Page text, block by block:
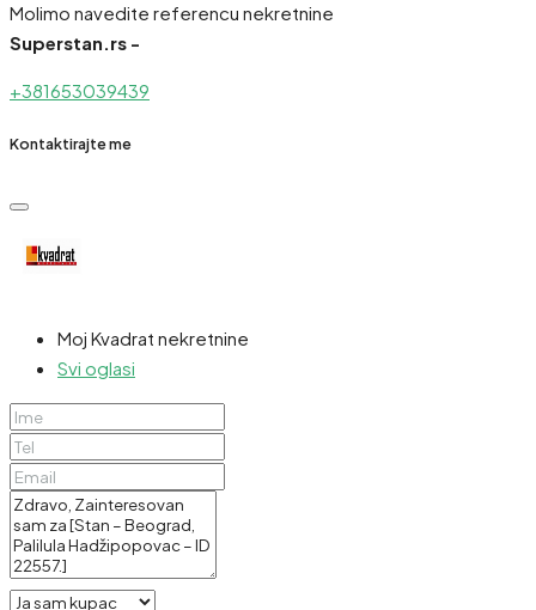
Molimo navedite referencu nekretnine
Superstan.rs -
+381653039439
Kontaktirajte me
Moj Kvadrat nekretnine
Svi oglasi